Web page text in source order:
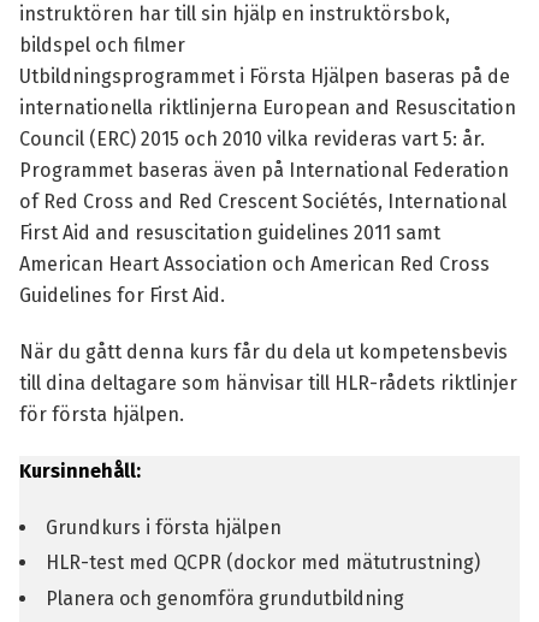
instruktören har till sin hjälp en instruktörsbok,
bildspel och filmer
Utbildningsprogrammet i Första Hjälpen baseras på de
internationella riktlinjerna European and Resuscitation
Council (ERC) 2015 och 2010 vilka revideras vart 5: år.
Programmet baseras även på International Federation
of Red Cross and Red Crescent Sociétés, International
First Aid and resuscitation guidelines 2011 samt
American Heart Association och American Red Cross
Guidelines for First Aid.
När du gått denna kurs får du dela ut kompetensbevis
till dina deltagare som hänvisar till HLR-rådets riktlinjer
för första hjälpen.
Kursinnehåll:
Grundkurs i första hjälpen
HLR-test med QCPR (dockor med mätutrustning)
Planera och genomföra grundutbildning